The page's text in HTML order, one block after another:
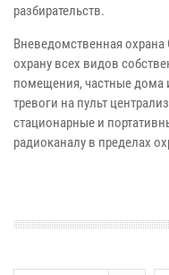
разбирательств.
Вневедомственная
охрану всех видов
помещения, частные дома
тревоги на пульт
стационарные и
радиоканалу в пределах